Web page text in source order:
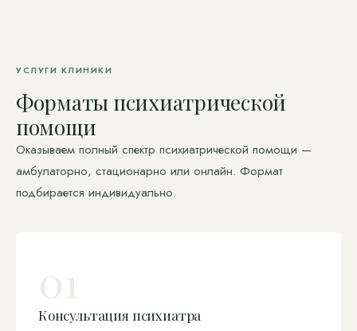
УСЛУГИ КЛИНИКИ
Форматы психиатрической
помощи
Оказываем полный спектр психиатрической помощи —
амбулаторно, стационарно или онлайн. Формат
подбирается индивидуально.
01
Консультация психиатра